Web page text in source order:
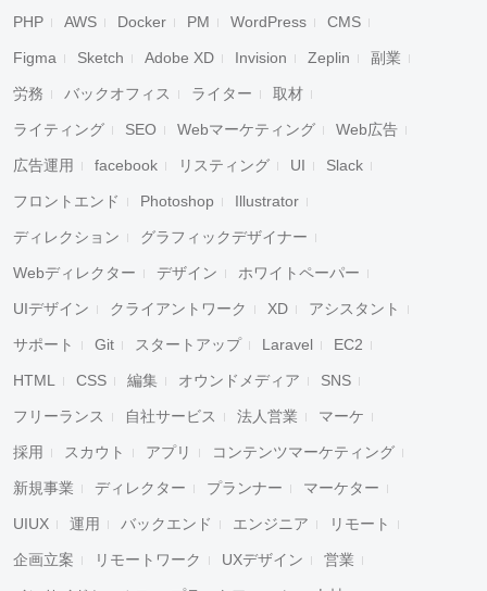
PHP AWS Docker PM WordPress CMS
Figma Sketch Adobe XD Invision Zeplin 副業
労務 バックオフィス ライター 取材
ライティング SEO Webマーケティング Web広告
広告運用 facebook リスティング UI Slack
フロントエンド Photoshop Illustrator
ディレクション グラフィックデザイナー
Webディレクター デザイン ホワイトペーパー
UIデザイン クライアントワーク XD アシスタント
サポート Git スタートアップ Laravel EC2
HTML CSS 編集 オウンドメディア SNS
フリーランス 自社サービス 法人営業 マーケ
採用 スカウト アプリ コンテンツマーケティング
新規事業 ディレクター プランナー マーケター
UIUX 運用 バックエンド エンジニア リモート
企画立案 リモートワーク UXデザイン 営業